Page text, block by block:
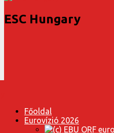
ESC Hungary
Főoldal
Eurovízió 2026